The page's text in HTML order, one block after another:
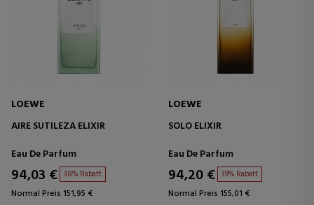
LOEWE
AIRE SUTILEZA ELIXIR
Eau De Parfum
94,03 € 38% Rabatt
Normal Preis 151,95 €
LOEWE
SOLO ELIXIR
Eau De Parfum
94,20 € 39% Rabatt
Normal Preis 155,01 €